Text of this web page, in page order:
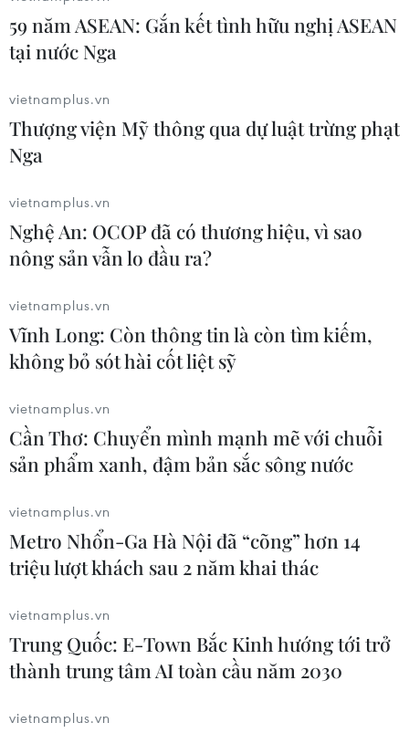
Chương trình văn nghệ chào mừng. (Ảnh: An Đăng/TTXVN)
Chương trình văn nghệ chào mừng lễ hội. (Ảnh: An
Đăng/TTXVN)
Chương trình văn nghệ chào mừng lễ hội. (Ảnh: An
Đăng/TTXVN)
59 năm ASEAN: Gắn kết tình hữu nghị ASEAN
tại nước Nga
vietnamplus.vn
Thượng viện Mỹ thông qua dự luật trừng phạt
Nga
vietnamplus.vn
Nghệ An: OCOP đã có thương hiệu, vì sao
nông sản vẫn lo đầu ra?
vietnamplus.vn
Vĩnh Long: Còn thông tin là còn tìm kiếm,
không bỏ sót hài cốt liệt sỹ
vietnamplus.vn
Cần Thơ: Chuyển mình mạnh mẽ với chuỗi
sản phẩm xanh, đậm bản sắc sông nước
vietnamplus.vn
Metro Nhổn-Ga Hà Nội đã “cõng” hơn 14
triệu lượt khách sau 2 năm khai thác
vietnamplus.vn
Trung Quốc: E-Town Bắc Kinh hướng tới trở
thành trung tâm AI toàn cầu năm 2030
vietnamplus.vn